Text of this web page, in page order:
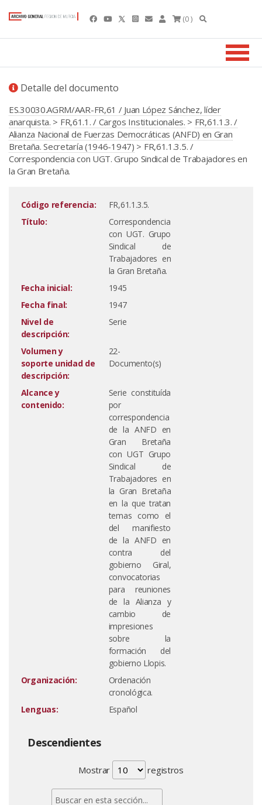
(0 )
Detalle del documento
ES.30030.AGRM/AAR-FR,61 / Juan López Sánchez, líder
anarquista. > FR,61.1. / Cargos Institucionales. > FR,61.1.3. /
Alianza Nacional de Fuerzas Democráticas (ANFD) en Gran
Bretaña. Secretaría (1946-1947) > FR,61.1.3.5. /
Correspondencia con UGT. Grupo Sindical de Trabajadores en
la Gran Bretaña.
Código referencia:
FR,61.1.3.5.
Título:
Correspondencia
con UGT. Grupo
Sindical de
Trabajadores en
la Gran Bretaña.
Fecha inicial:
1945
Fecha final:
1947
Nivel de
descripción:
Serie
Volumen y
soporte unidad de
descripción:
22-
Documento(s)
Alcance y
contenido:
Serie constituída
por
correspondencia
de la ANFD en
Gran Bretaña
con UGT Grupo
Sindical de
Trabajadores en
la Gran Bretaña
en la que tratan
temas como el
del manifiesto
de la ANFD en
contra del
gobierno Giral,
convocatorias
para reuniones
de la Alianza y
cambio de
impresiones
sobre la
formación del
gobierno Llopis.
Organización:
Ordenación
cronológica.
Lenguas:
Español
Descendientes
Mostrar registros